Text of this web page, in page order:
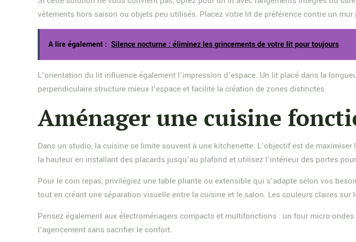
vêtements hors saison ou objets peu utilisés. Placez votre lit de préférence contre un
A lire également : Silence nocturne : éliminez les grincements de votre lit pour toujours
L’orientation du lit influence également l’impression d’espace. Un lit placé dans la
perpendiculaire structure mieux l’espace et facilite la création de zones distinctes.
Aménager une cuisine
Dans un studio, la cuisine se limite souvent à une kitchenette. L’objectif est de
la hauteur en installant des placards jusqu’au plafond et utilisez l’intérieur des portes
Pour le coin repas, privilégiez une table pliante ou extensible qui s’adapte selon vos
tout en créant une séparation visuelle entre la cuisine et le salon. Les couleurs claires
Pensez également aux électroménagers compacts et multifonctions : un four micro-
l’agencement sans sacrifier le confort.